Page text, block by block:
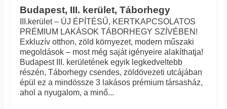
Budapest, III. kerület, Táborhegy
III.kerület – ÚJ ÉPÍTÉSŰ, KERTKAPCSOLATOS
PRÉMIUM LAKÁSOK TÁBORHEGY SZÍVÉBEN!
Exkluzív otthon, zöld környezet, modern műszaki
megoldások – most még saját igényeire alakíthatja!
Budapest III. kerületének egyik legkedveltebb
részén, Táborhegy csendes, zöldövezeti utcájában
épül ez a mindössze 3 lakásos prémium társasház,
ahol a nyugalom, a minő...